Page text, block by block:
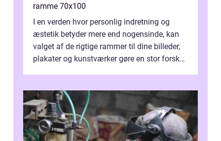
ramme 70x100
I en verden hvor personlig indretning og
æstetik betyder mere end nogensinde, kan
valget af de rigtige rammer til dine billeder,
plakater og kunstværker gøre en stor forskel.